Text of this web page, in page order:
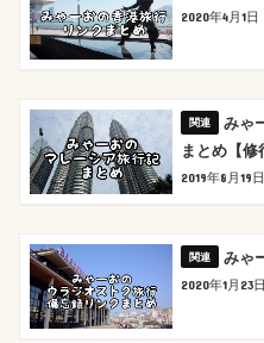
2020年4月1日
みゃ
まとめ【修
2019年8月19日
みゃ
2020年1月23日